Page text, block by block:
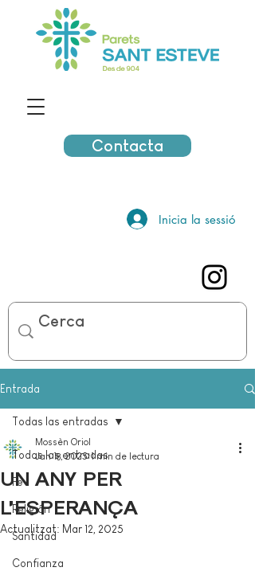
Inicia la sessió
Contacta
Entrada
Todas las entradas
Fe
Religión
Santidad
Confianza
Todas las entradas
UN ANY PER
L’ESPERANÇA
Mossèn Oriol
Jan 18, 2025 1 min de lectura
Actualitzat: Mar 12, 2025